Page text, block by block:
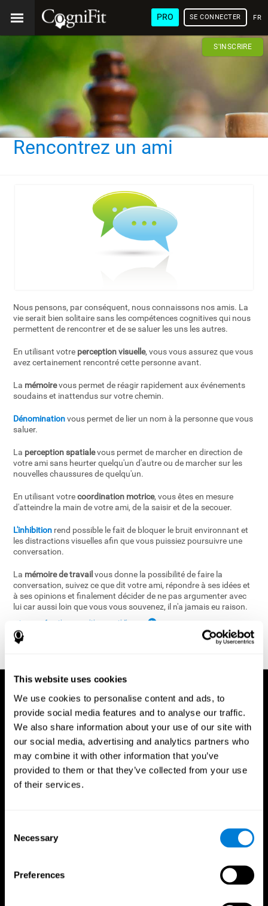
This website uses cookies
We use cookies to personalise content and ads, to
provide social media features and to analyse our traffic.
We also share information about your use of our site with
our social media, advertising and analytics partners who
may combine it with other information that you’ve
provided to them or that they’ve collected from your use
of their services.
Selection
Necessary
Preferences
PRO SE CONNECTER
S'INSCRIRE
Rencontrez un ami
Nous pensons, par conséquent, nous connaissons nos amis. La
vie serait bien solitaire sans les compétences cognitives qui nous
permettent de rencontrer et de se saluer les uns les autres.
En utilisant votre perception visuelle, vous vous assurez que vous
avez certainement rencontré cette personne avant.
La mémoirevous permet de réagir rapidement aux événements
soudains et inattendus sur votre chemin.
Dénominationvous permet de lier un nom à la personne que vous
saluer.
La perception spatialevous permet de marcher en direction de
votre ami sans heurter quelqu'un d'autre ou de marcher sur les
nouvelles chaussures de quelqu'un.
En utilisant votrecoordination motrice, vous êtes en mesure
d'atteindre la main de votre ami, de la saisir et de la secouer.
L'inhibition rend possible le fait de bloquer le bruit environnant et
les distractions visuelles afin que vous puissiez poursuivre une
conversation.
La mémoire de travail vous donne la possibilité de faire la
conversation, suivez ce que dit votre ami, répondre à ses idées et
à ses opinions et finalement décider de ne pas argumenter avec
lui car aussi loin que vous vous souvenez, il n'a jamais eu raison.
retour aux fonctions cognitives quotidiennes